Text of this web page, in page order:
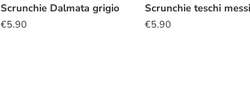
Scrunchie Dalmata grigio
€5.90 €5.90